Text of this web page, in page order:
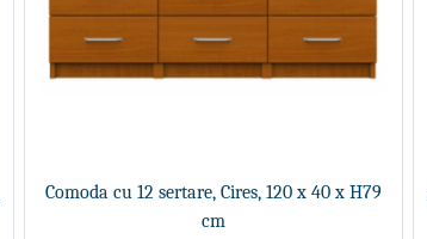
Comoda cu 12 sertare, Cires, 120 x 40 x H79
cm